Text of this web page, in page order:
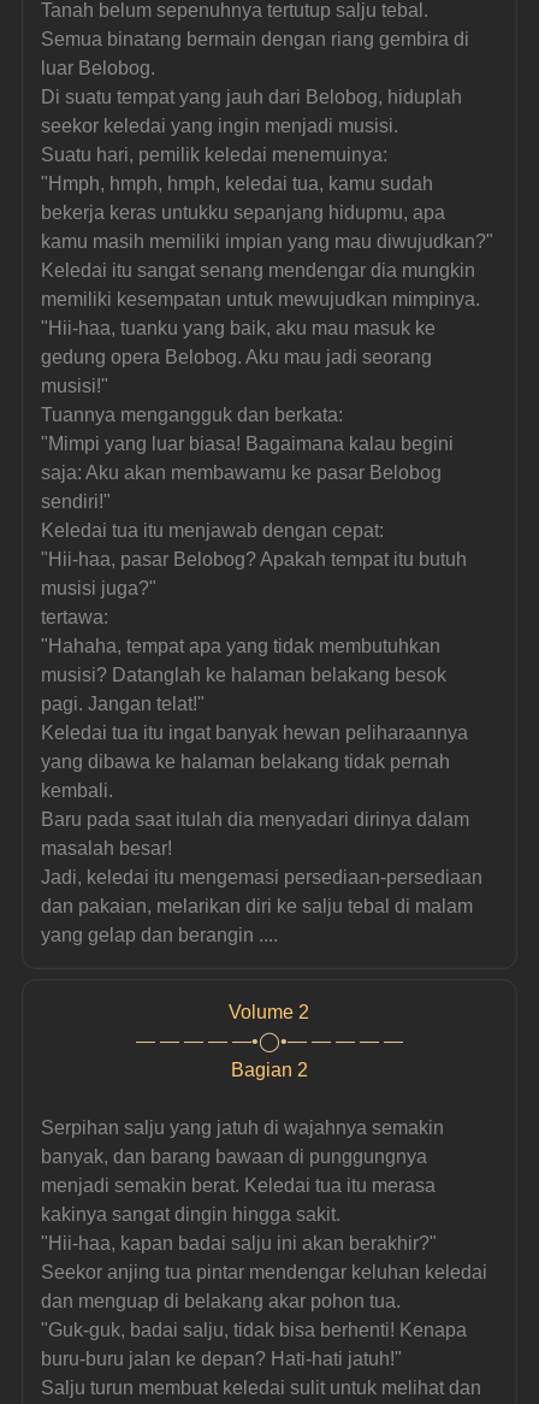
Tanah belum sepenuhnya tertutup salju tebal.
Semua binatang bermain dengan riang gembira di
luar Belobog.
Di suatu tempat yang jauh dari Belobog, hiduplah
seekor keledai yang ingin menjadi musisi.
Suatu hari, pemilik keledai menemuinya:
"Hmph, hmph, hmph, keledai tua, kamu sudah
bekerja keras untukku sepanjang hidupmu, apa
kamu masih memiliki impian yang mau diwujudkan?"
Keledai itu sangat senang mendengar dia mungkin
memiliki kesempatan untuk mewujudkan mimpinya.
"Hii-haa, tuanku yang baik, aku mau masuk ke
gedung opera Belobog. Aku mau jadi seorang
musisi!"
Tuannya mengangguk dan berkata:
"Mimpi yang luar biasa! Bagaimana kalau begini
saja: Aku akan membawamu ke pasar Belobog
sendiri!"
Keledai tua itu menjawab dengan cepat:
"Hii-haa, pasar Belobog? Apakah tempat itu butuh
musisi juga?"
tertawa:
"Hahaha, tempat apa yang tidak membutuhkan
musisi? Datanglah ke halaman belakang besok
pagi. Jangan telat!"
Keledai tua itu ingat banyak hewan peliharaannya
yang dibawa ke halaman belakang tidak pernah
kembali.
Baru pada saat itulah dia menyadari dirinya dalam
masalah besar!
Jadi, keledai itu mengemasi persediaan-persediaan
dan pakaian, melarikan diri ke salju tebal di malam
yang gelap dan berangin ....
Volume 2
— — — — —•◯•— — — — —
Bagian 2
Serpihan salju yang jatuh di wajahnya semakin
banyak, dan barang bawaan di punggungnya
menjadi semakin berat. Keledai tua itu merasa
kakinya sangat dingin hingga sakit.
"Hii-haa, kapan badai salju ini akan berakhir?"
Seekor anjing tua pintar mendengar keluhan keledai
dan menguap di belakang akar pohon tua.
"Guk-guk, badai salju, tidak bisa berhenti! Kenapa
buru-buru jalan ke depan? Hati-hati jatuh!"
Salju turun membuat keledai sulit untuk melihat dan